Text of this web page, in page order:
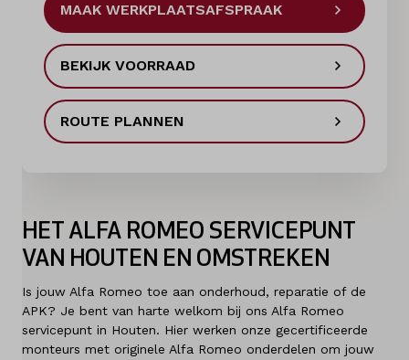
Contact
Mijn account
Vacatures
Vestigingen
Diensten
MAAK WERKPLAATSAFSPRAAK
BEKIJK VOORRAAD
ROUTE PLANNEN
HET ALFA ROMEO SERVICEPUNT
VAN HOUTEN EN OMSTREKEN
Is jouw Alfa Romeo toe aan onderhoud, reparatie of de
APK? Je bent van harte welkom bij ons Alfa Romeo
servicepunt in Houten. Hier werken onze gecertificeerde
monteurs met originele Alfa Romeo onderdelen om jouw